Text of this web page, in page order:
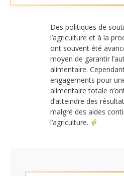
Des politiques de
l’agriculture et à la
ont souvent été
moyen de garantir
alimentaire.
engagements pour
alimentaire totale
d’atteindre des
malgré des aides
l’agriculture.